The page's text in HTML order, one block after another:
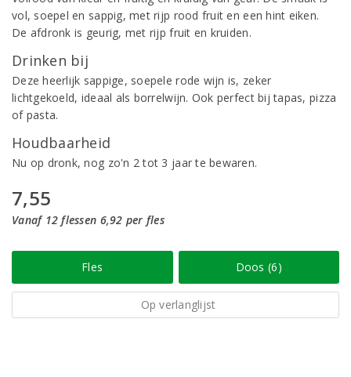
vol, soepel en sappig, met rijp rood fruit en een hint eiken.
De afdronk is geurig, met rijp fruit en kruiden.
Drinken bij
Deze heerlijk sappige, soepele rode wijn is, zeker
lichtgekoeld, ideaal als borrelwijn. Ook perfect bij tapas, pizza
of pasta.
Houdbaarheid
Nu op dronk, nog zo'n 2 tot 3 jaar te bewaren.
7,55
Vanaf 12 flessen 6,92 per fles
Fles Doos (6)
Op verlanglijst